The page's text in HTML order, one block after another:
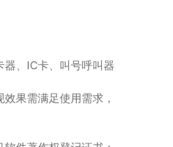
、IC卡、叫号呼叫器
果需满足使用需求，